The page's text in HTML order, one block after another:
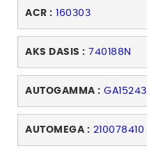
ACR : 160303
AKS DASIS : 740188N
AUTOGAMMA : GA15243
AUTOMEGA : 210078410